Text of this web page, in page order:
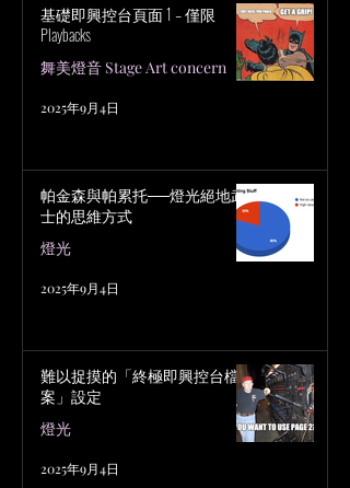
基礎即興控台頁面 1 – 僅限
Playbacks
舞美燈音 Stage Art concern
2025年9月4日
帕金森與帕累托──燈光絕地武
士的思維方式
燈光
2025年9月4日
難以捉摸的「終極即興控台檔
案」設定
燈光
2025年9月4日